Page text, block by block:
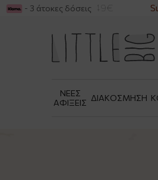
ΑΝΩ ΤΩΝ 49€
- 3 άτοκες δόσεις
ΝΕΕΣ
ΑΦΙΞΕΙΣ ΔΙΑΚΟΣΜΗΣΗ